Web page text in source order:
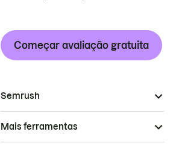
Começar avaliação gratuita
Semrush
Mais ferramentas